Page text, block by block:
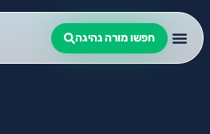
חפשו מורה נהיגה